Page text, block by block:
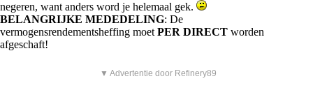
negeren, want anders word je helemaal gek.
BELANGRIJKE MEDEDELING: De
vermogensrendementsheffing moet PER DIRECT worden
afgeschaft!
▼ Advertentie door Refinery89